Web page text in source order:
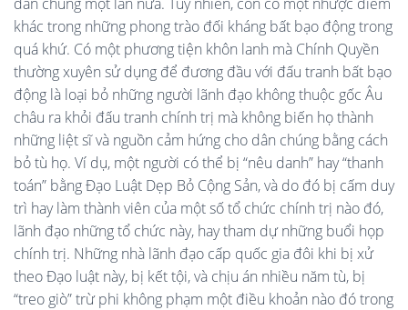
khác trong những phong trào đối kháng bất bạo động trong
quá khứ. Có một phương tiện khôn lanh mà Chính Quyền
thường xuyên sử dụng để đương đầu với đấu tranh bất bạo
động là loại bỏ những người lãnh đạo không thuộc gốc Âu
châu ra khỏi đấu tranh chính trị mà không biến họ thành
những liệt sĩ và nguồn cảm hứng cho dân chúng bằng cách
bỏ tù họ. Ví dụ, một người có thể bị “nêu danh” hay “thanh
toán” bằng Đạo Luật Dẹp Bỏ Cộng Sản, và do đó bị cấm duy
trì hay làm thành viên của một số tổ chức chính trị nào đó,
lãnh đạo những tổ chức này, hay tham dự những buổi họp
chính trị. Những nhà lãnh đạo cấp quốc gia đôi khi bị xử
theo Đạo luật này, bị kết tội, và chịu án nhiều năm tù, bị
“treo giò” trừ phi không phạm một điều khoản nào đó trong